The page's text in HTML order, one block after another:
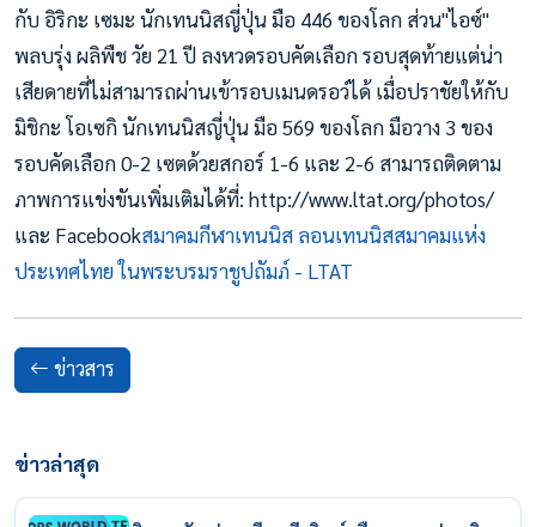
กับ อิริกะ เซมะ นักเทนนิสญี่ปุ่น มือ 446 ของโลก ส่วน"ไอซ์"
พลบรุ่ง ผลิพืช วัย 21 ปี ลงหวดรอบคัดเลือก รอบสุดท้ายแต่น่า
เสียดายที่ไม่สามารถผ่านเข้ารอบเมนดรอว์ได้ เมื่อปราชัยให้กับ
มิชิกะ โอเซกิ นักเทนนิสญี่ปุ่น มือ 569 ของโลก มือวาง 3 ของ
รอบคัดเลือก 0-2 เซตด้วยสกอร์ 1-6 และ 2-6 สามารถติดตาม
ภาพการแข่งขันเพิ่มเติมได้ที่: http://www.ltat.org/photos/
และ Facebookสมาคมกีฬาเทนนิส ลอนเทนนิสสมาคมแห่ง
ประเทศไทย ในพระบรมราชูปถัมภ์ - LTAT
ข่าวสาร
ข่าวล่าสุด